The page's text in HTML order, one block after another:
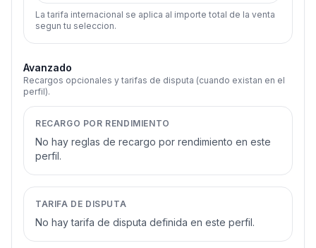
La tarifa internacional se aplica al importe total de la venta
segun tu seleccion.
Avanzado
Recargos opcionales y tarifas de disputa (cuando existan en el
perfil).
RECARGO POR RENDIMIENTO
No hay reglas de recargo por rendimiento en este
perfil.
TARIFA DE DISPUTA
No hay tarifa de disputa definida en este perfil.